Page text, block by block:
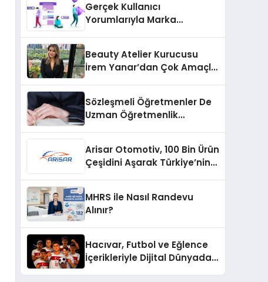
Gerçek Kullanıcı
Yorumlarıyla Marka
Beauty Atelier Kurucusu
İrem Yanar’dan Çok Amaçlı
Sözleşmeli Öğretmenler De
Uzman Öğretmenlik
Arisar Otomotiv, 100 Bin Ürün
Çeşidini Aşarak Türkiye’nin
Platformlarından Biri Oldu
MHRS ile Nasıl Randevu
Alınır?
Hacıvar, Futbol ve Eğlence
İçerikleriyle Dijital Dünyada